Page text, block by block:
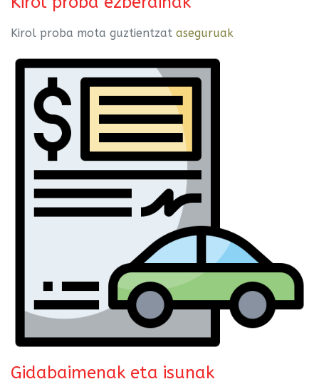
Kirol proba mota guztientzat aseguruak
Gidabaimenak eta isunak